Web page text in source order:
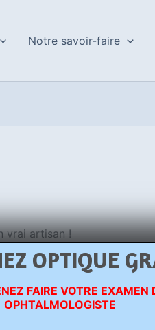
Notre savoir-faire
vrai artisan !
auparavant. Mr
un test de vision pour
OPTIQUE
FAIRE VOTRE
OPHTALMOLOGISTE